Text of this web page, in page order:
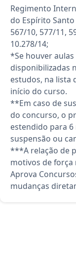
Regimento
do Espírito Santo
567/10, 577/11,
10.278/14;
*Se houver
disponibilizadas
estudos, na lista
início do curso.
**Em caso de
do concurso, o
estendido para 6
suspensão ou
***A relação de
motivos de força
Aprova
mudanças